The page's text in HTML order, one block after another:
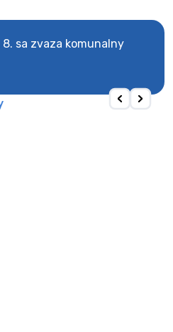
sa zvaza komunalny